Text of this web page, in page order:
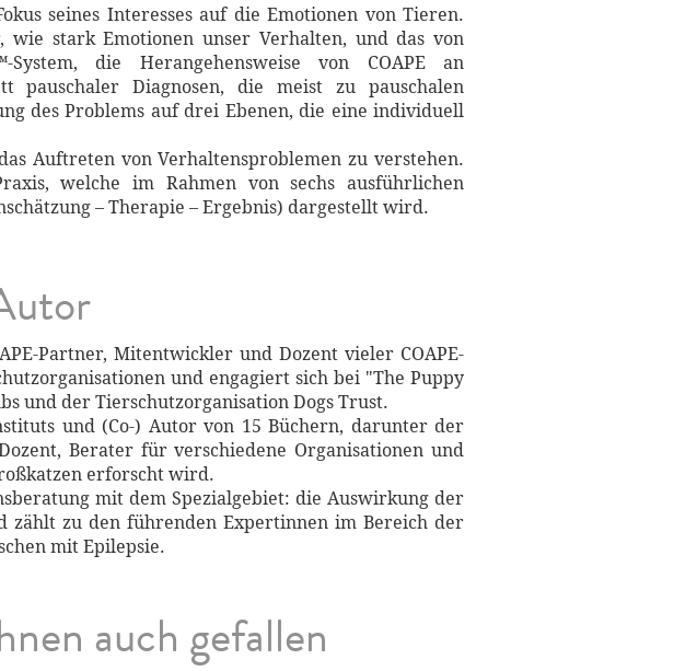
seines Interesses auf die Emotionen von Tieren.
stark Emotionen unser Verhalten, und das von
die Herangehensweise von COAPE an
pauschaler Diagnosen, die meist zu pauschalen
des Problems auf drei Ebenen, die eine individuell
Auftreten von Verhaltensproblemen zu verstehen.
welche im Rahmen von sechs ausführlichen
– Therapie – Ergebnis) dargestellt wird.
Partner, Mitentwickler und Dozent vieler COAPE-
und engagiert sich bei "The Puppy
und der Tierschutzorganisation Dogs Trust.
und (Co-) Autor von 15 Büchern, darunter der
Berater für verschiedene Organisationen und
erforscht wird.
mit dem Spezialgebiet: die Auswirkung der
zählt zu den führenden Expertinnen im Bereich der
mit Epilepsie.
auch gefallen